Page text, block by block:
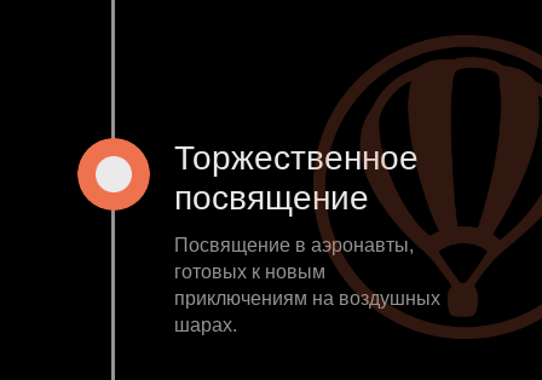
Торжественное
посвящение
Посвящение в аэронавты,
готовых к новым
приключениям на воздушных
шарах.